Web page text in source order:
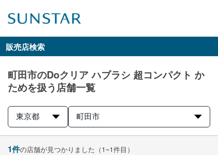
販売店検索
町田市のDoクリア ハブラシ 超コンパクト か
ためを扱う店舗一覧
東京都 町田市
1件の店舗が見つかりました （1~1件目）